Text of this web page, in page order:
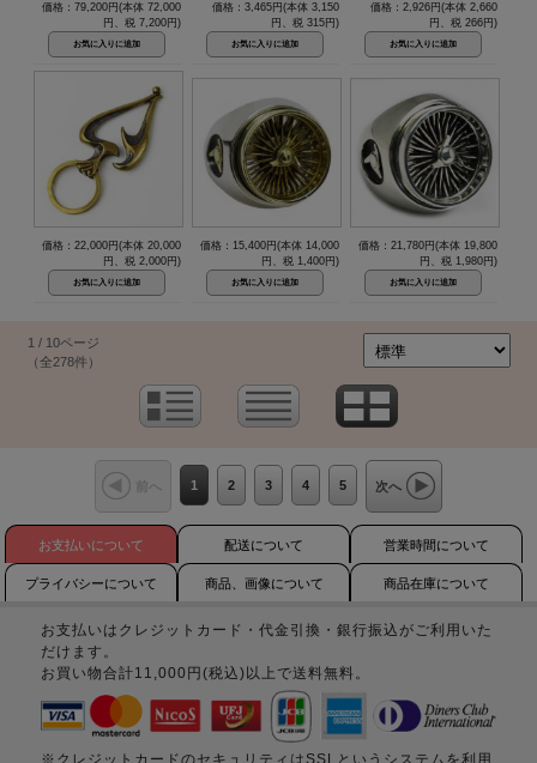
価格：79,200円(本体 72,000
円、税 7,200円)
価格：3,465円(本体 3,150
円、税 315円)
価格：2,926円(本体 2,660
円、税 266円)
価格：22,000円(本体 20,000
円、税 2,000円)
価格：15,400円(本体 14,000
円、税 1,400円)
価格：21,780円(本体 19,800
円、税 1,980円)
1 / 10ページ
（全278件）
前へ 1 2 3 4 5 次へ
お支払いについて 配送について 営業時間について
プライバシーについて 商品、画像について 商品在庫について
お支払いはクレジットカード・代金引換・銀行振込がご利用いた
だけます。
お買い物合計11,000円(税込)以上で送料無料。
※クレジットカードのセキュリティはSSLというシステムを利用